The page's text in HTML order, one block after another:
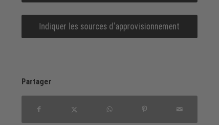
Indiquer les sources d‘approvisionnement
Partager